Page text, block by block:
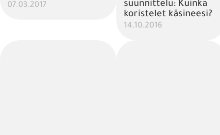
07.03.2017
suunnittelu: Kuinka
koristelet käsineesi?
14.10.2016